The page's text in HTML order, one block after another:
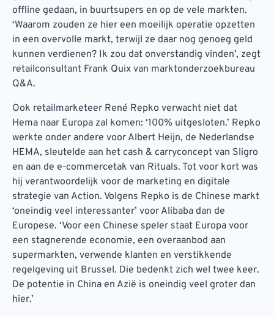
offline gedaan, in buurtsupers en op de vele markten.
‘Waarom zouden ze hier een moeilijk operatie opzetten
in een overvolle markt, terwijl ze daar nog genoeg geld
kunnen verdienen? Ik zou dat onverstandig vinden’, zegt
retailconsultant Frank Quix van marktonderzoekbureau
Q&A.
Ook retailmarketeer René Repko verwacht niet dat
Hema naar Europa zal komen: ‘100% uitgesloten.’ Repko
werkte onder andere voor Albert Heijn, de Nederlandse
HEMA, sleutelde aan het cash & carryconcept van Sligro
en aan de e-commercetak van Rituals. Tot voor kort was
hij verantwoordelijk voor de marketing en digitale
strategie van Action. Volgens Repko is de Chinese markt
‘oneindig veel interessanter’ voor Alibaba dan de
Europese. ‘Voor een Chinese speler staat Europa voor
een stagnerende economie, een overaanbod aan
supermarkten, verwende klanten en verstikkende
regelgeving uit Brussel. Die bedenkt zich wel twee keer.
De potentie in China en Azië is oneindig veel groter dan
hier.’